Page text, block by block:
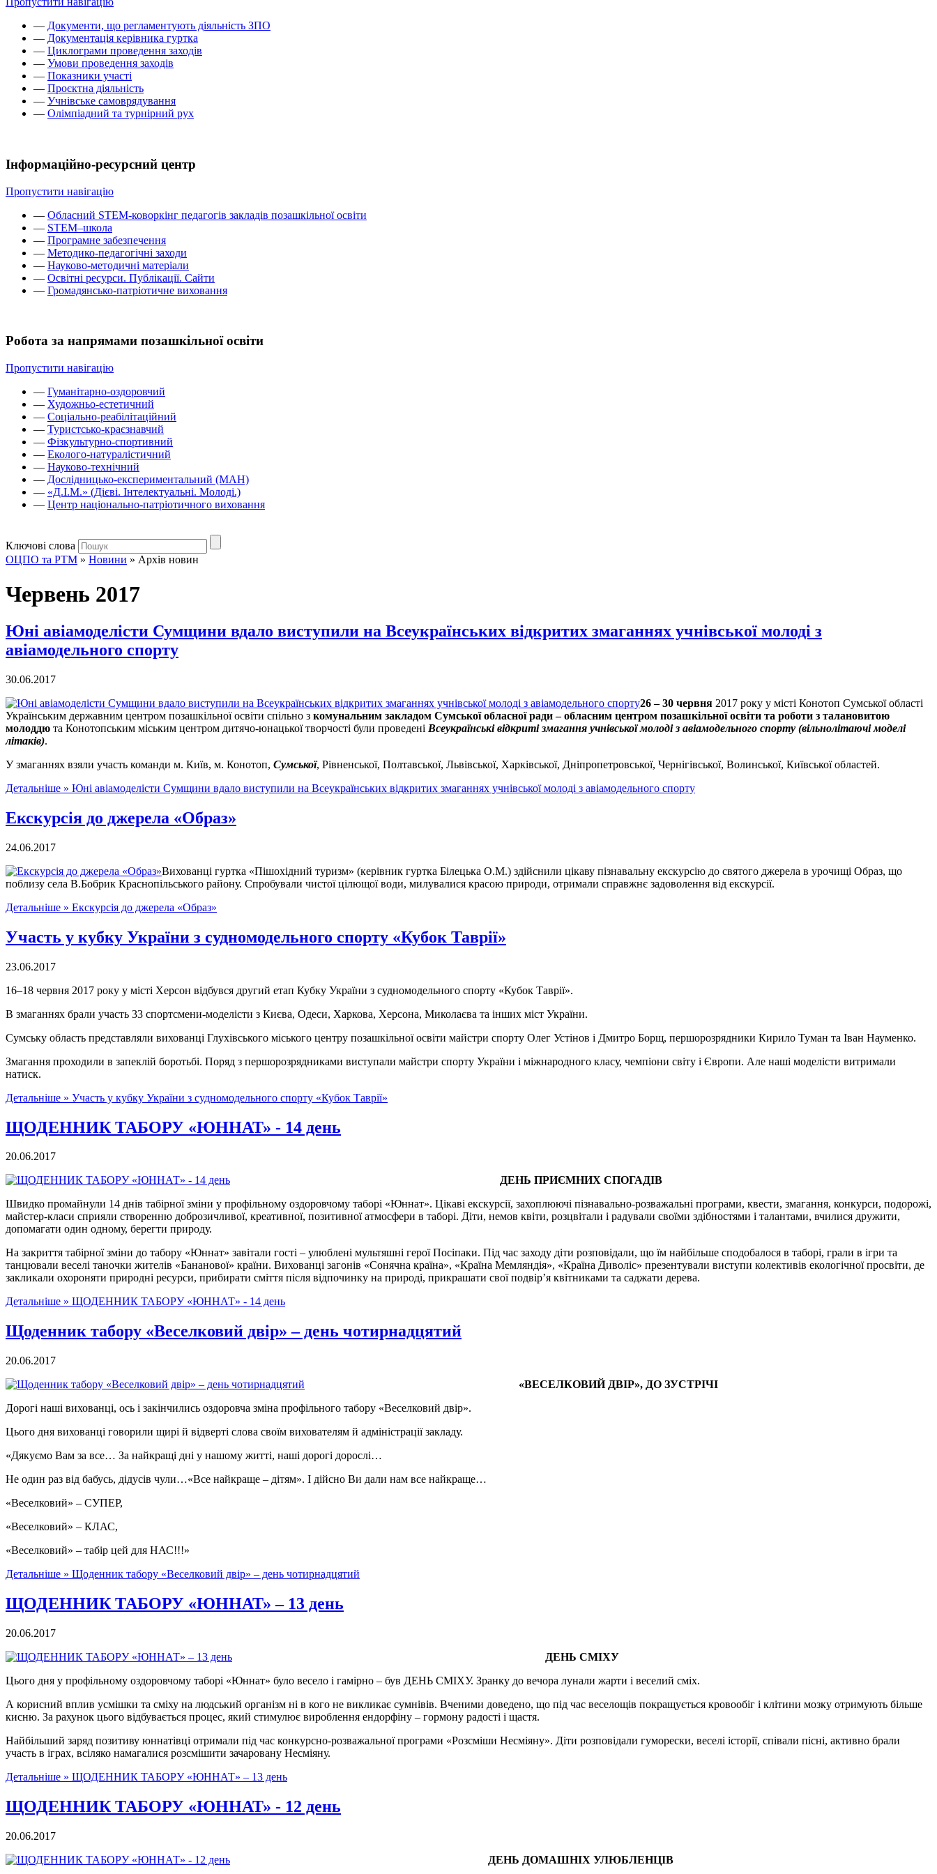
— Документи, що регламентують діяльність ЗПО
— Документація керівника гуртка
— Циклограми проведення заходів
— Умови проведення заходів
— Показники участі
— Проєктна діяльність
— Учнівське самоврядування
— Олімпіадний та турнірний рух
Інформаційно-ресурсний центр
Пропустити навігацію
— Обласний STEM-коворкінг педагогів закладів позашкільної освіти
— STEM–школа
— Програмне забезпечення
— Методико-педагогічні заходи
— Науково-методичні матеріали
— Освітні ресурси. Публікації. Сайти
— Громадянсько-патріотичне виховання
Робота за напрямами позашкільної освіти
Пропустити навігацію
— Гуманітарно-оздоровчий
— Художньо-естетичний
— Соціально-реабілітаційний
— Туристсько-краєзнавчий
— Фізкультурно-спортивний
— Еколого-натуралістичний
— Науково-технічний
— Дослідницько-експериментальний (МАН)
— «Д.І.М.» (Дієві. Інтелектуальні. Молоді.)
— Центр національно-патріотичного виховання
Ключові слова
ОЦПО та РТМ » Новини » Архів новин
Червень 2017
Юні авіамоделісти Сумщини вдало виступили на Всеукраїнських відкритих змаганнях учнівської молоді з
авіамодельного спорту
30.06.2017
26 – 30 червня 2017 року у місті Конотоп Сумської області
Українським державним центром позашкільної освіти спільно з комунальним закладом Сумської обласної ради – обласним центром позашкільної освіти та роботи з талановитою
молоддю та Конотопським міським центром дитячо-юнацької творчості були проведені Всеукраїнські відкриті змагання учнівської молоді з авіамодельного спорту (вільнолітаючі моделі
літаків).
У змаганнях взяли участь команди м. Київ, м. Конотоп, Сумської, Рівненської, Полтавської, Львівської, Харківської, Дніпропетровської, Чернігівської, Волинської, Київської областей.
Детальніше » Юні авіамоделісти Сумщини вдало виступили на Всеукраїнських відкритих змаганнях учнівської молоді з авіамодельного спорту
Екскурсія до джерела «Образ»
24.06.2017
Вихованці гуртка «Пішохідний туризм» (керівник гуртка Білецька О.М.) здійснили цікаву пізнавальну екскурсію до святого джерела в урочищі Образ, що
поблизу села В.Бобрик Краснопільського району. Спробували чистої цілющої води, милувалися красою природи, отримали справжнє задоволення від екскурсії.
Детальніше » Екскурсія до джерела «Образ»
Участь у кубку України з судномодельного спорту «Кубок Таврії»
23.06.2017
16–18 червня 2017 року у місті Херсон відбувся другий етап Кубку України з судномодельного спорту «Кубок Таврії».
В змаганнях брали участь 33 спортсмени-моделісти з Києва, Одеси, Харкова, Херсона, Миколаєва та інших міст України.
Сумську область представляли вихованці Глухівського міського центру позашкільної освіти майстри спорту Олег Устінов і Дмитро Борщ, першорозрядники Кирило Туман та Іван Науменко.
Змагання проходили в запеклій боротьбі. Поряд з першорозрядниками виступали майстри спорту України і міжнародного класу, чемпіони світу і Європи. Але наші моделісти витримали
натиск.
Детальніше » Участь у кубку України з судномодельного спорту «Кубок Таврії»
ЩОДЕННИК ТАБОРУ «ЮННАТ» - 14 день
20.06.2017
ДЕНЬ ПРИЄМНИХ СПОГАДІВ
Швидко промайнули 14 днів табірної зміни у профільному оздоровчому таборі «Юннат». Цікаві екскурсії, захоплюючі пізнавально-розважальні програми, квести, змагання, конкурси, подорожі,
майстер-класи сприяли створенню доброзичливої, креативної, позитивної атмосфери в таборі. Діти, немов квіти, розцвітали і радували своїми здібностями і талантами, вчилися дружити,
допомагати один одному, берегти природу.
На закриття табірної зміни до табору «Юннат» завітали гості – улюблені мультяшні герої Посіпаки. Під час заходу діти розповідали, що їм найбільше сподобалося в таборі, грали в ігри та
танцювали веселі таночки жителів «Бананової» країни. Вихованці загонів «Сонячна країна», «Країна Мемляндія», «Країна Диволіс» презентували виступи колективів екологічної просвіти, де
закликали охороняти природні ресурси, прибирати сміття після відпочинку на природі, прикрашати свої подвір’я квітниками та саджати дерева.
Детальніше » ЩОДЕННИК ТАБОРУ «ЮННАТ» - 14 день
Щоденник табору «Веселковий двір» – день чотирнадцятий
20.06.2017
«ВЕСЕЛКОВИЙ ДВІР», ДО ЗУСТРІЧІ
Дорогі наші вихованці, ось і закінчились оздоровча зміна профільного табору «Веселковий двір».
Цього дня вихованці говорили щирі й відверті слова своїм вихователям й адміністрації закладу.
«Дякуємо Вам за все… За найкращі дні у нашому житті, наші дорогі дорослі…
Не один раз від бабусь, дідусів чули…«Все найкраще – дітям». І дійсно Ви дали нам все найкраще…
«Веселковий» – СУПЕР,
«Веселковий» – КЛАС,
«Веселковий» – табір цей для НАС!!!»
Детальніше » Щоденник табору «Веселковий двір» – день чотирнадцятий
ЩОДЕННИК ТАБОРУ «ЮННАТ» – 13 день
20.06.2017
ДЕНЬ СМІХУ
Цього дня у профільному оздоровчому таборі «Юннат» було весело і гамірно – був ДЕНЬ СМІХУ. Зранку до вечора лунали жарти і веселий сміх.
А корисний вплив усмішки та сміху на людський організм ні в кого не викликає сумнівів. Вченими доведено, що під час веселощів покращується кровообіг і клітини мозку отримують більше
кисню. За рахунок цього відбувається процес, який стимулює вироблення ендорфіну – гормону радості і щастя.
Найбільший заряд позитиву юннатівці отримали під час конкурсно-розважальної програми «Розсміши Несміяну». Діти розповідали гуморески, веселі історії, співали пісні, активно брали
участь в іграх, всіляко намагалися розсмішити зачаровану Несміяну.
Детальніше » ЩОДЕННИК ТАБОРУ «ЮННАТ» – 13 день
ЩОДЕННИК ТАБОРУ «ЮННАТ» - 12 день
20.06.2017
ДЕНЬ ДОМАШНІХ УЛЮБЛЕНЦІВ